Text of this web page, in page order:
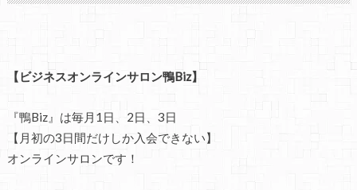
【ビジネスオンラインサロン鴨Biz】
『鴨Biz』は毎月1日、2日、3日
【月初の3日間だけしか入会できない】
オンラインサロンです！